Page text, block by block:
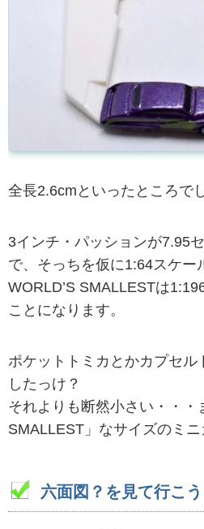
全長2.6cmといったところで
3インチ・パッションが7.95
で、そっちを仮に1:64スケー
WORLD’S SMALLESTは
ことになります。
ポケットトミカとかカプセル
したっけ？
それよりも断然小さい・・・
SMALLEST」なサイズのミニ
六面図？を見て行こう